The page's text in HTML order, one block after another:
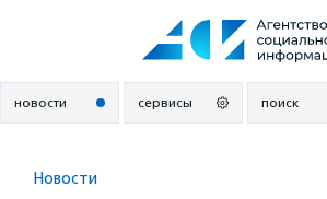
новости сервисы поиск
Новости